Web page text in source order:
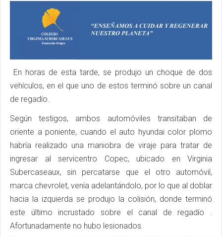
En horas de esta tarde, se produjo un choque de dos
vehículos, en el que uno de estos terminó sobre un canal
de regadío.
Según testigos, ambos automóviles transitaban de
oriente a poniente, cuando el auto hyundai color plomo
habría realizado una maniobra de viraje para tratar de
ingresar al servicentro Copec, ubicado en Virginia
Subercaseaux, sin percatarse que el otro automóvil,
marca chevrolet, venía adelantándolo, por lo que al doblar
hacia la izquierda se produjo la colisión, donde terminó
este último incrustado sobre el canal de regadío .
Afortunadamente no hubo lesionados.